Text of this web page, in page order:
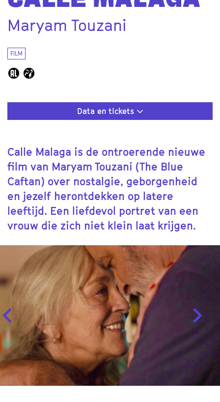
Maryam Touzani
FILM
Data en tickets
Calle Malaga is de ontroerende nieuwe
film van Maryam Touzani (The Blue
Caftan) over nostalgie, geborgenheid
en jezelf herontdekken op latere
leeftijd. Een liefdevol portret van een
vrouw die zich niet klein laat krijgen.